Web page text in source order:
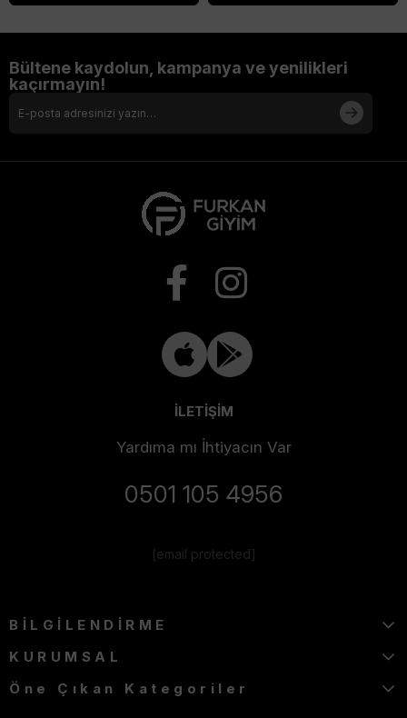
Bültene kaydolun, kampanya ve yenilikleri
kaçırmayın!
İLETİŞİM
Yardıma mı İhtiyacın Var
0501 105 4956
[email protected]
BİLGİLENDİRME
KURUMSAL
Öne Çıkan Kategoriler